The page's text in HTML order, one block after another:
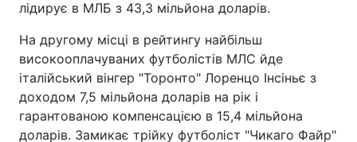
лідирує в МЛБ з 43,3 мільйона доларів.
На другому місці в рейтингу найбільш
високооплачуваних футболістів МЛС йде
італійський вінгер "Торонто" Лоренцо Інсіньє з
доходом 7,5 мільйона доларів на рік і
гарантованою компенсацією в 15,4 мільйона
доларів. Замикає трійку футболіст "Чикаго Файр"